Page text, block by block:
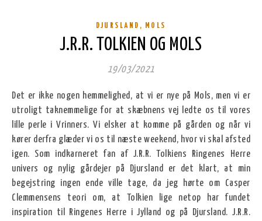
DJURSLAND , MOLS
J.R.R. TOLKIEN OG MOLS
19/03/2021
Det er ikke nogen hemmelighed, at vi er nye på Mols, men vi er
utroligt taknemmelige for at skæbnens vej ledte os til vores
lille perle i Vrinners. Vi elsker at komme på gården og når vi
kører derfra glæder vi os til næste weekend, hvor vi skal afsted
igen. Som indkarneret fan af J.R.R. Tolkiens Ringenes Herre
univers og nylig gårdejer på Djursland er det klart, at min
begejstring ingen ende ville tage, da jeg hørte om Casper
Clemmensens teori om, at Tolkien lige netop har fundet
inspiration til Ringenes Herre i Jylland og på Djursland. J.R.R.